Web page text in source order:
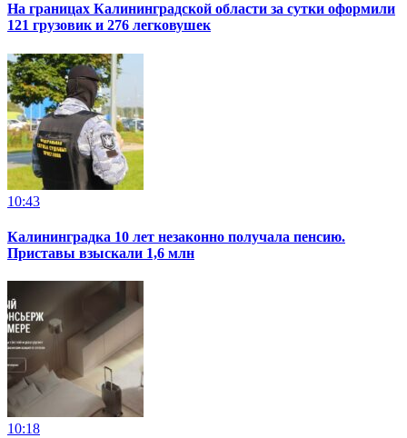
На границах Калининградской области за сутки оформили
121 грузовик и 276 легковушек
10:43
Калининградка 10 лет незаконно получала пенсию.
Приставы взыскали 1,6 млн
10:18